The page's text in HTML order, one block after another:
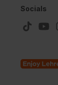
Socials